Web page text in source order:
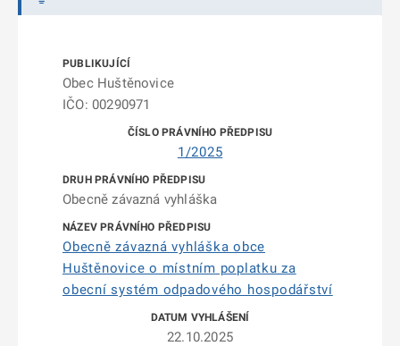
Obec Huštěnovice
IČO: 00290971
1/2025
Obecně závazná vyhláška
Obecně závazná vyhláška obce
Huštěnovice o místním poplatku za
obecní systém odpadového hospodářství
22.10.2025